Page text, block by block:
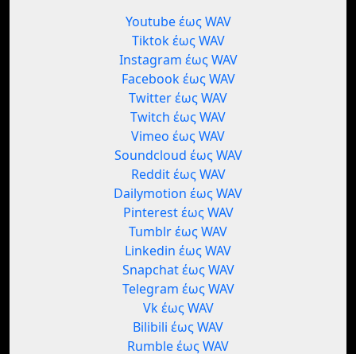
Youtube έως WAV
Tiktok έως WAV
Instagram έως WAV
Facebook έως WAV
Twitter έως WAV
Twitch έως WAV
Vimeo έως WAV
Soundcloud έως WAV
Reddit έως WAV
Dailymotion έως WAV
Pinterest έως WAV
Tumblr έως WAV
Linkedin έως WAV
Snapchat έως WAV
Telegram έως WAV
Vk έως WAV
Bilibili έως WAV
Rumble έως WAV